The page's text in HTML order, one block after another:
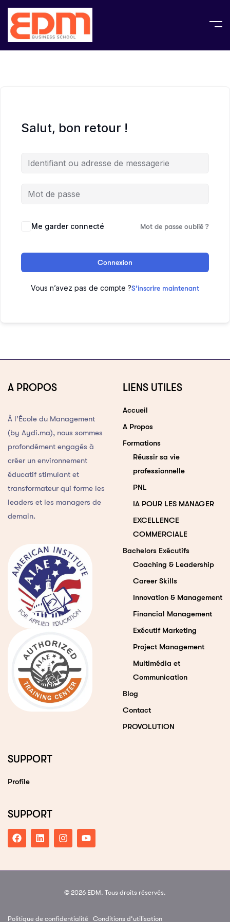
Salut, bon retour !
Me garder connecté Mot de passe oublié ?
Connexion
Vous n’avez pas de compte ?S’inscrire maintenant
A PROPOS
À l’École du Management
(by Aydi.ma), nous sommes
profondément engagés à
créer un environnement
éducatif stimulant et
transformateur qui forme les
leaders et les managers de
demain.
LIENS UTILES
Accueil
A Propos
Formations
Réussir sa vie
professionnelle
PNL
IA POUR LES MANAGER
EXCELLENCE
COMMERCIALE
Bachelors Exécutifs
Coaching & Leadership
Career Skills
Innovation & Management
Financial Management
Exécutif Marketing
Project Management
Multimédia et
Communication
Blog
Contact
PROVOLUTION
SUPPORT
Profile
SUPPORT
© 2026 EDM. Tous droits réservés.
Politique de confidentialité Conditions d’utilisation